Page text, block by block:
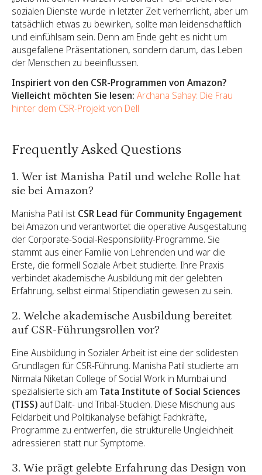
sozialen Dienste wurde in letzter Zeit verherrlicht, aber um
tatsächlich etwas zu bewirken, sollte man leidenschaftlich
und einfühlsam sein. Denn am Ende geht es nicht um
ausgefallene Präsentationen, sondern darum, das Leben
der Menschen zu beeinflussen.
Inspiriert von den CSR-Programmen von Amazon?
Vielleicht möchten Sie lesen: Archana Sahay: Die Frau
hinter dem CSR-Projekt von Dell
Frequently Asked Questions
1. Wer ist Manisha Patil und welche Rolle hat
sie bei Amazon?
Manisha Patil ist CSR Lead für Community Engagement
bei Amazon und verantwortet die operative Ausgestaltung
der Corporate-Social-Responsibility-Programme. Sie
stammt aus einer Familie von Lehrenden und war die
Erste, die formell Soziale Arbeit studierte. Ihre Praxis
verbindet akademische Ausbildung mit der gelebten
Erfahrung, selbst einmal Stipendiatin gewesen zu sein.
2. Welche akademische Ausbildung bereitet
auf CSR-Führungsrollen vor?
Eine Ausbildung in Sozialer Arbeit ist eine der solidesten
Grundlagen für CSR-Führung. Manisha Patil studierte am
Nirmala Niketan College of Social Work in Mumbai und
spezialisierte sich am Tata Institute of Social Sciences
(TISS) auf Dalit- und Tribal-Studien. Diese Mischung aus
Feldarbeit und Politikanalyse befähigt Fachkräfte,
Programme zu entwerfen, die strukturelle Ungleichheit
adressieren statt nur Symptome.
3. Wie prägt gelebte Erfahrung das Design von